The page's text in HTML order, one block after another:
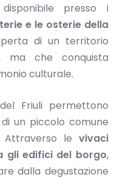
presso i
e le osterie della
di un territorio
ma che conquista
culturale.
Friuli permettono
un piccolo comune
le vivaci
gli edifici del borgo,
dalla degustazione